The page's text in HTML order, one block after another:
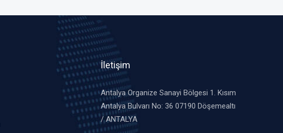
İletişim
Antalya Organize Sanayi Bölgesi 1. Kısım
Antalya Bulvarı No: 36 07190 Döşemealtı
/ ANTALYA